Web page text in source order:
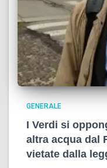
GENERALE
I Verdi si
altra acqua dal
vietate dalla